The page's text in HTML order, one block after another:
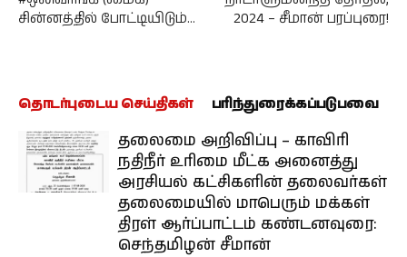
சின்னத்தில் போட்டியிடும்…
2024 – சீமான் பரப்புரை!
தொடர்புடைய செய்திகள் பரிந்துரைக்கப்படுபவை
தலைமை அறிவிப்பு – காவிரி
நதிநீர் உரிமை மீட்க அனைத்து
அரசியல் கட்சிகளின் தலைவர்கள்
தலைமையில் மாபெரும் மக்கள்
திரள் ஆர்ப்பாட்டம் கண்டனவுரை:
செந்தமிழன் சீமான்